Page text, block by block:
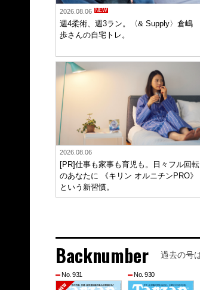
2026.08.06 NEW
週4柔術、週3ラン。〈& Supply〉倉嶋
歩さんの自宅トレ。
2026.08.06
[PR]仕事も家事も育児も。日々フル回転
のあなたに 《キリン オルニチンPRO》
という新習慣。
Backnumber 過去の号
No. 931 No. 930